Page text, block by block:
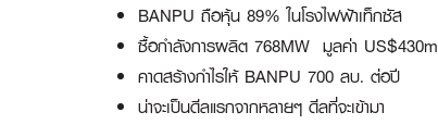
BANPU ถือหุ้น 89% ในโรงไฟฟ้าเท็กซัส
ซื้อกำลังการผลิต 768MW มูลค่า US$430m
คาดสร้างกำไรให้ BANPU 700 ลบ. ต่อปี
น่าจะเป็นดีลแรกจากหลายๆ ดีลที่จะเข้ามา